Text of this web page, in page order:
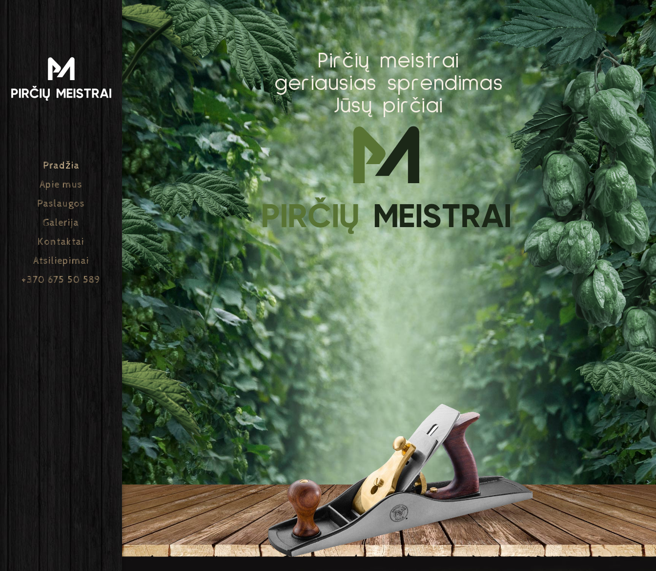
Pradžia
Apie mus
Paslaugos
Galerija
Kontaktai
Atsiliepimai
+370 675 50 589
Pirčių meistrai
geriausias sprendimas
Jūsų pirčiai